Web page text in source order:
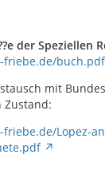
der Speziellen
friebe.de/buch.pdf
mit
Zustand:
Lopez-